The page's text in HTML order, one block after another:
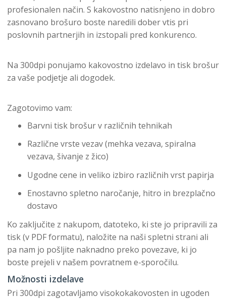
profesionalen način. S kakovostno natisnjeno in dobro
zasnovano brošuro boste naredili dober vtis pri
poslovnih partnerjih in izstopali pred konkurenco.
Na 300dpi ponujamo kakovostno izdelavo in tisk brošur
za vaše podjetje ali dogodek.
Zagotovimo vam:
Barvni tisk brošur v različnih tehnikah
Različne vrste vezav (mehka vezava, spiralna
vezava, šivanje z žico)
Ugodne cene in veliko izbiro različnih vrst papirja
Enostavno spletno naročanje, hitro in brezplačno
dostavo
Ko zaključite z nakupom, datoteko, ki ste jo pripravili za
tisk (v PDF formatu), naložite na naši spletni strani ali
pa nam jo pošljite naknadno preko povezave, ki jo
boste prejeli v našem povratnem e-sporočilu.
Možnosti izdelave
Pri 300dpi zagotavljamo visokokakovosten in ugoden